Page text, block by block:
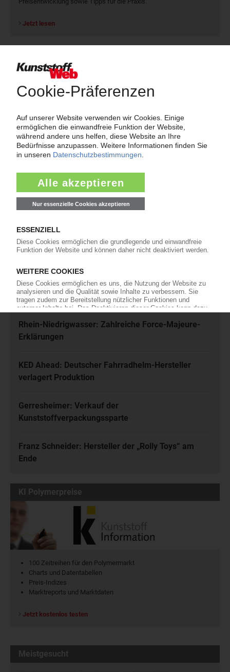
Jetzt lesen
Die wichtigsten Nachrichten und Neuigkeiten aus der
Kunststoffbranche – jeden Tag brandaktuell!
Ich habe die Datenschutzbestimmungen
und akzeptiere diese.
Meistgelesen
Karl Hess: Automobilzulieferer ist insolvent
Rhein-Niedrigwasser: Zahlreiche Force-Majeure-
Erklärungen
KED Ahead: Deutscher Fahrradhelm-Hersteller
verlagert Produktion
Gerresheimer: Verkauf der
Kunststoffverpackungssparte
Franz Schneider: Hersteller der „Rolly Toys“ am
Ende
KI Polymerpreise
100 Zeitreihen für den Polymermarkt
Charts und Datentabellen
Preis-Indizes
Marktreports und Marktdaten
Jetzt kostenlos testen
Meistgesucht